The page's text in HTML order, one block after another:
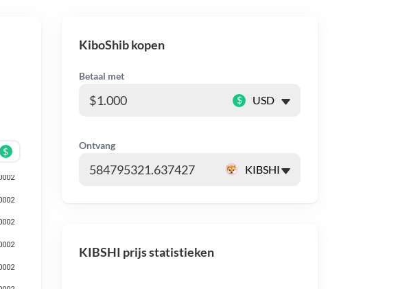
$
KiboShib kopen
Betaal met
$
Ontvang
KIBSHI prijs statistieken